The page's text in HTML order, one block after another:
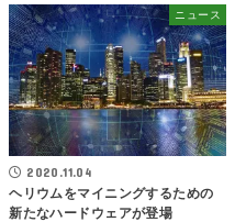
ニュース
2020.11.04
ヘリウムをマイニングするための
新たなハードウェアが登場